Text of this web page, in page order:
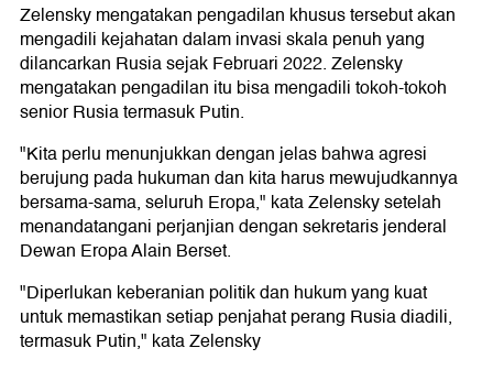
Zelensky mengatakan pengadilan khusus tersebut akan
mengadili kejahatan dalam invasi skala penuh yang
dilancarkan Rusia sejak Februari 2022. Zelensky
mengatakan pengadilan itu bisa mengadili tokoh-tokoh
senior Rusia termasuk Putin.
"Kita perlu menunjukkan dengan jelas bahwa agresi
berujung pada hukuman dan kita harus mewujudkannya
bersama-sama, seluruh Eropa," kata Zelensky setelah
menandatangani perjanjian dengan sekretaris jenderal
Dewan Eropa Alain Berset.
"Diperlukan keberanian politik dan hukum yang kuat
untuk memastikan setiap penjahat perang Rusia diadili,
termasuk Putin," kata Zelensky